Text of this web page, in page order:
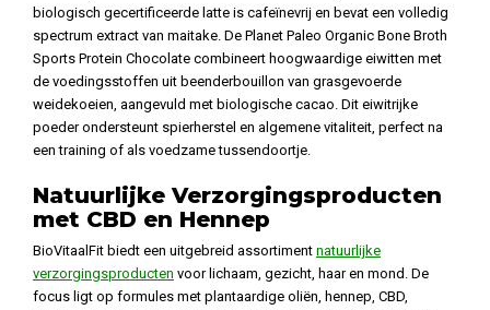
biologisch gecertificeerde latte is cafeïnevrij en bevat een volledig
spectrum extract van maitake. De Planet Paleo Organic Bone Broth
Sports Protein Chocolate combineert hoogwaardige eiwitten met
de voedingsstoffen uit beenderbouillon van grasgevoerde
weidekoeien, aangevuld met biologische cacao. Dit eiwitrijke
poeder ondersteunt spierherstel en algemene vitaliteit, perfect na
een training of als voedzame tussendoortje.
Natuurlijke Verzorgingsproducten
met CBD en Hennep
BioVitaalFit biedt een uitgebreid assortiment natuurlijke
verzorgingsproducten voor lichaam, gezicht, haar en mond. De
focus ligt op formules met plantaardige oliën, hennep, CBD,